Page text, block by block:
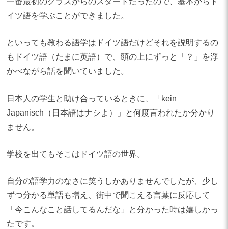
イツ語を学ぶことができました。
といっても教わる語学はドイツ語だけどそれを説明するの
もドイツ語（たまに英語）で、頭の上にずっと「？」を浮
かべながら話を聞いていました。
日本人の学生と助け合っているときに、「kein
Japanisch（日本語はナシよ）」と何度言われたか分かり
ません。
学校を出てもそこはドイツ語の世界。
自分の語学力のなさに笑うしかありませんでしたが、少し
ずつ分かる単語も増え、街中で聞こえる言葉に反応して
「今こんなこと話してるんだな」と分かった時は嬉しかっ
たです。